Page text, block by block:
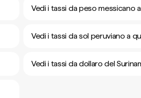
Vedi i tassi da peso messicano
Vedi i tassi da sol peruviano a
Vedi i tassi da dollaro del